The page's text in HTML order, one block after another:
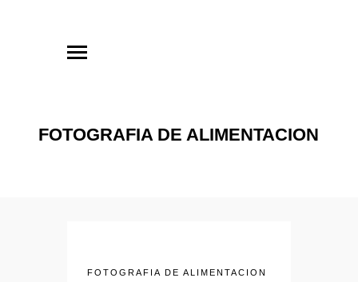
FOTOGRAFIA DE ALIMENTACION
FOTOGRAFIA DE ALIMENTACION